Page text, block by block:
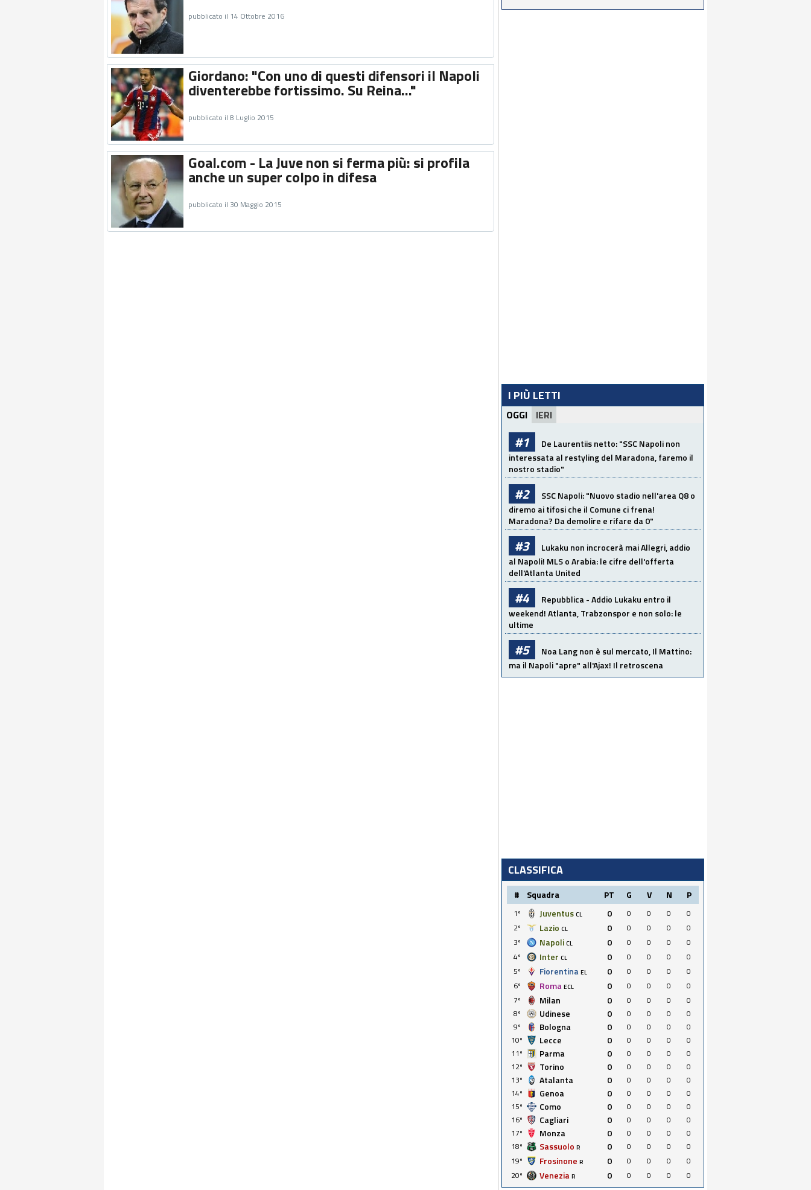
pubblicato il 14 Ottobre 2016
Giordano: "Con uno di questi difensori il Napoli
diventerebbe fortissimo. Su Reina..."
pubblicato il 8 Luglio 2015
Goal.com - La Juve non si ferma più: si profila
anche un super colpo in difesa
pubblicato il 30 Maggio 2015
I PIÙ LETTI
OGGI IERI
#1 De Laurentiis netto: "SSC Napoli non
interessata al restyling del Maradona, faremo il
nostro stadio"
#2 SSC Napoli: "Nuovo stadio nell'area Q8 o
diremo ai tifosi che il Comune ci frena!
Maradona? Da demolire e rifare da 0"
#3 Lukaku non incrocerà mai Allegri, addio
al Napoli! MLS o Arabia: le cifre dell'offerta
dell'Atlanta United
#4 Repubblica - Addio Lukaku entro il
weekend! Atlanta, Trabzonspor e non solo: le
ultime
#5 Noa Lang non è sul mercato, Il Mattino:
ma il Napoli "apre" all'Ajax! Il retroscena
CLASSIFICA
# Squadra PT G V N P
1º Juventus CL 0 0 0 0
0
2º
Lazio CL 0 0 0 0
0
3º
Napoli CL 0 0 0 0
0
4º
Inter CL 0 0 0 0
0
5º
Fiorentina EL 0 0 0 0
0
6º
Roma ECL 0 0 0 0
0
7º
Milan 0 0 0 0
0
8º
Udinese 0 0 0 0
0
9º
Bologna 0 0 0 0
0
10º
Lecce 0 0 0 0
0
11º
Parma 0 0 0 0
0
12º
Torino 0 0 0 0
0
13º
Atalanta 0 0 0 0
0
14º
Genoa 0 0 0 0
0
15º
Como 0 0 0 0
0
16º
Cagliari 0 0 0 0
0
17º
Monza 0 0 0 0
0
18º
Sassuolo R 0 0 0 0
0
19º
Frosinone R 0 0 0 0
0
20º
Venezia R 0 0 0 0 0